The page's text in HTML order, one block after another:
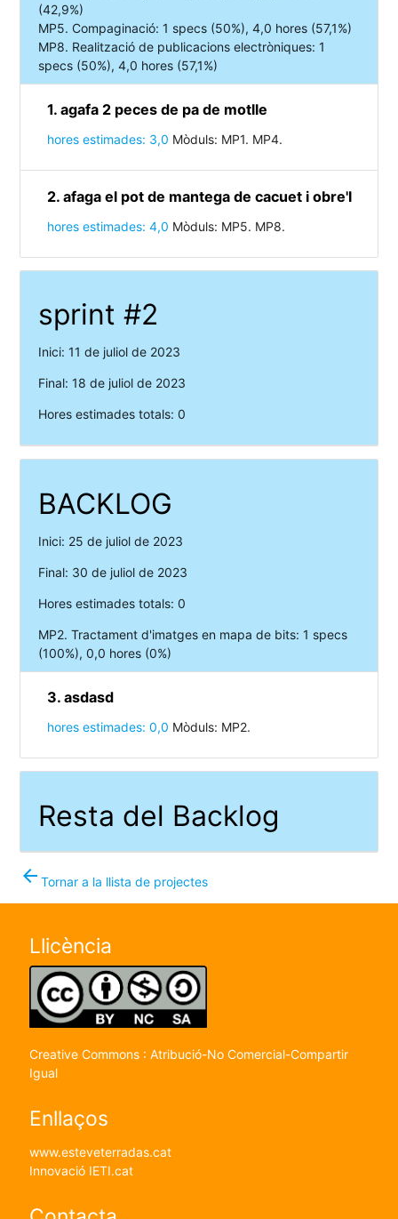
(42,9%)
MP5. Compaginació: 1 specs (50%), 4,0 hores (57,1%)
MP8. Realització de publicacions electròniques: 1
specs (50%), 4,0 hores (57,1%)
1. agafa 2 peces de pa de motlle
hores estimades: 3,0 Mòduls: MP1. MP4.
2. afaga el pot de mantega de cacuet i obre'l
hores estimades: 4,0 Mòduls: MP5. MP8.
sprint #2
Inici: 11 de juliol de 2023
Final: 18 de juliol de 2023
Hores estimades totals: 0
BACKLOG
Inici: 25 de juliol de 2023
Final: 30 de juliol de 2023
Hores estimades totals: 0
MP2. Tractament d'imatges en mapa de bits: 1 specs
(100%), 0,0 hores (0%)
3. asdasd
hores estimades: 0,0 Mòduls: MP2.
Resta del Backlog
arrow_backTornar a la llista de projectes
Llicència
Creative Commons : Atribució-No Comercial-Compartir
Igual
Enllaços
www.esteveterradas.cat
Innovació IETI.cat